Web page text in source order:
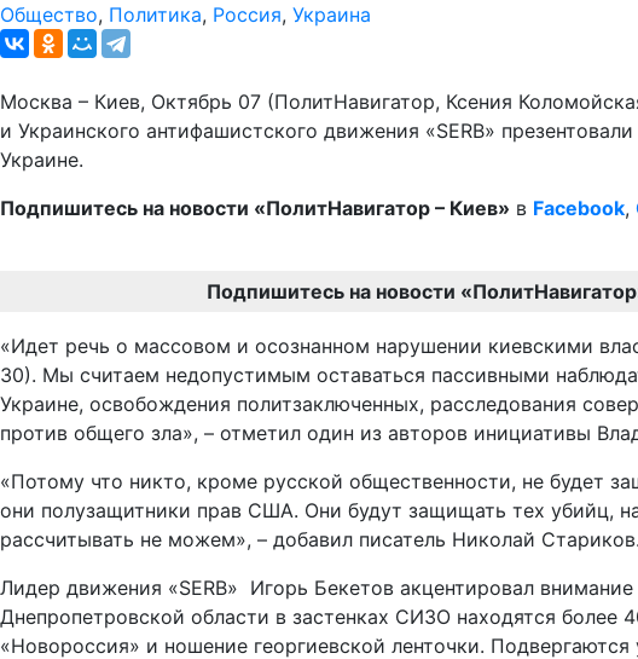
Общество, Политика, Россия, Украина
Москва – Киев, Октябрь 07 (ПолитНавигатор, Ксения
и Украинского антифашистского движения «SERB»
Украине.
Подпишитесь на новости «ПолитНавигатор – Киев» в Facebook,
Подпишитесь на новости
«Идет речь о массовом и осознанном нарушении киевскими
30). Мы считаем недопустимым оставаться пассивными
Украине, освобождения политзаключенных, расследования
против общего зла», – отметил один из авторов инициативы
«Потому что никто, кроме русской общественности, не будет
они полузащитники прав США. Они будут защищать тех убийц,
рассчитывать не можем», – добавил писатель Николай Стариков.
Лидер движения «SERB» Игорь Бекетов акцентировал
Днепропетровской области в застенках СИЗО находятся
«Новороссия» и ношение георгиевской ленточки.